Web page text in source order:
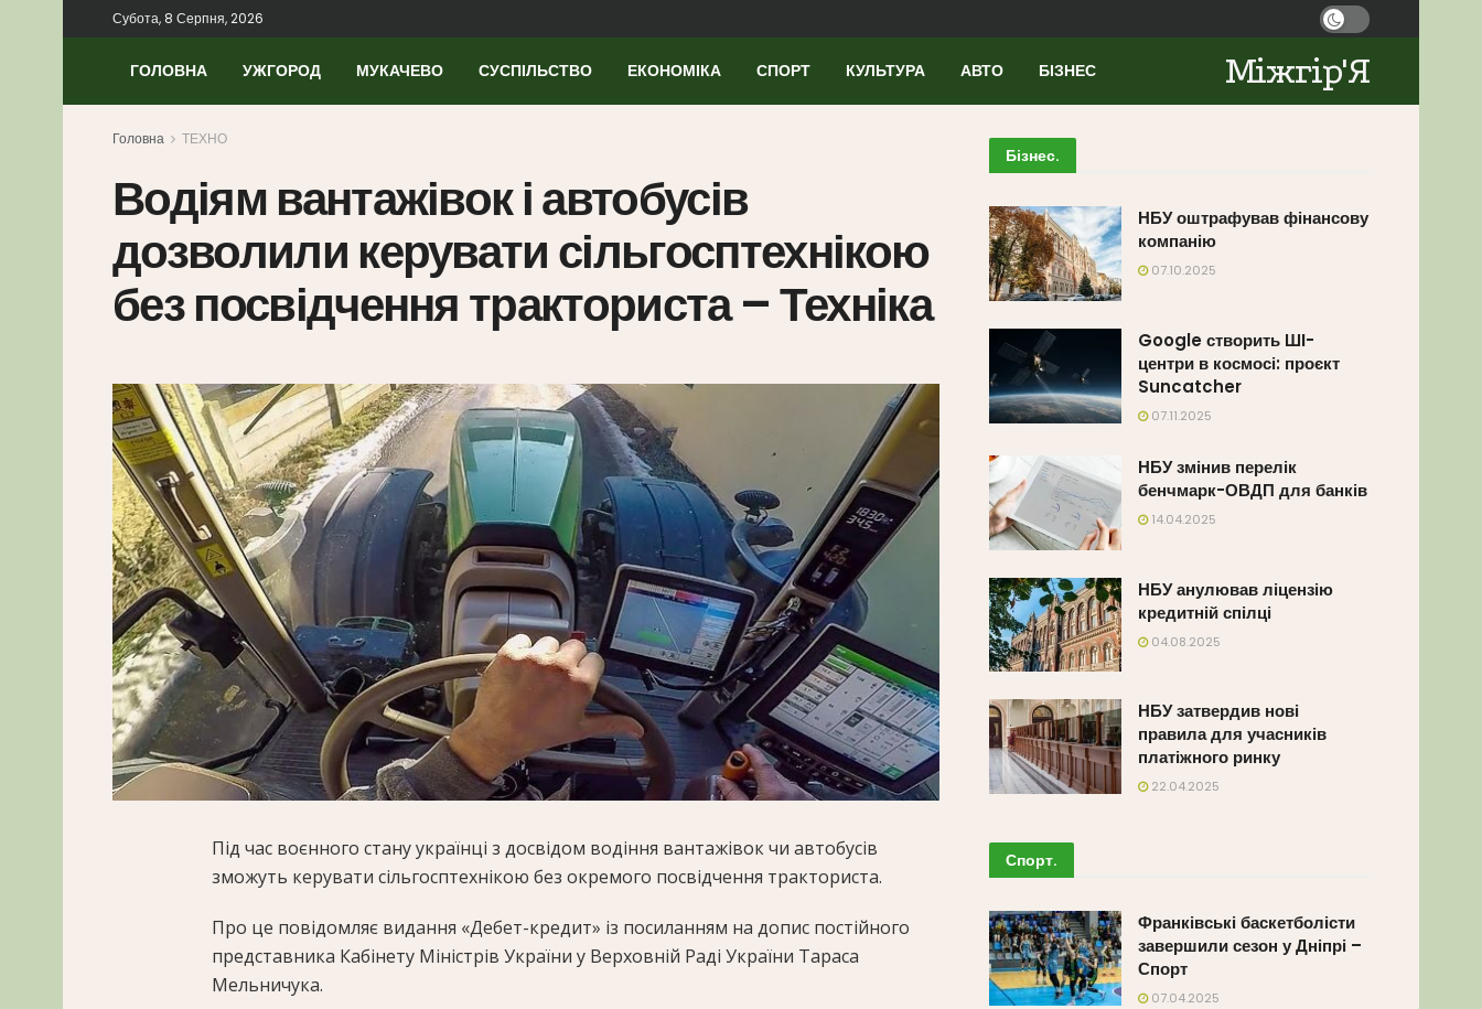
Субота, 8 Серпня, 2026
ГОЛОВНА УЖГОРОД МУКАЧЕВО СУСПІЛЬСТВО ЕКОНОМІКА СПОРТ КУЛЬТУРА АВТО БІЗНЕС Міжгір'Я
Головна ТЕХНО
Водіям вантажівок і автобусів
дозволили керувати сільгосптехнікою
без посвідчення тракториста – Техніка
Під час воєнного стану українці з досвідом водіння вантажівок чи автобусів
зможуть керувати сільгосптехнікою без окремого посвідчення тракториста.
Про це повідомляє видання «Дебет-кредит» із посиланням на допис постійного
представника Кабінету Міністрів України у Верховній Раді України Тараса
Мельничука.
Бізнес.
НБУ оштрафував фінансову
компанію
07.10.2025
Google створить ШІ-
центри в космосі: проєкт
Suncatcher
07.11.2025
НБУ змінив перелік
бенчмарк-ОВДП для банків
14.04.2025
НБУ анулював ліцензію
кредитній спілці
04.08.2025
НБУ затвердив нові
правила для учасників
платіжного ринку
22.04.2025
Спорт.
Франківські баскетболісти
завершили сезон у Дніпрі –
Спорт
07.04.2025